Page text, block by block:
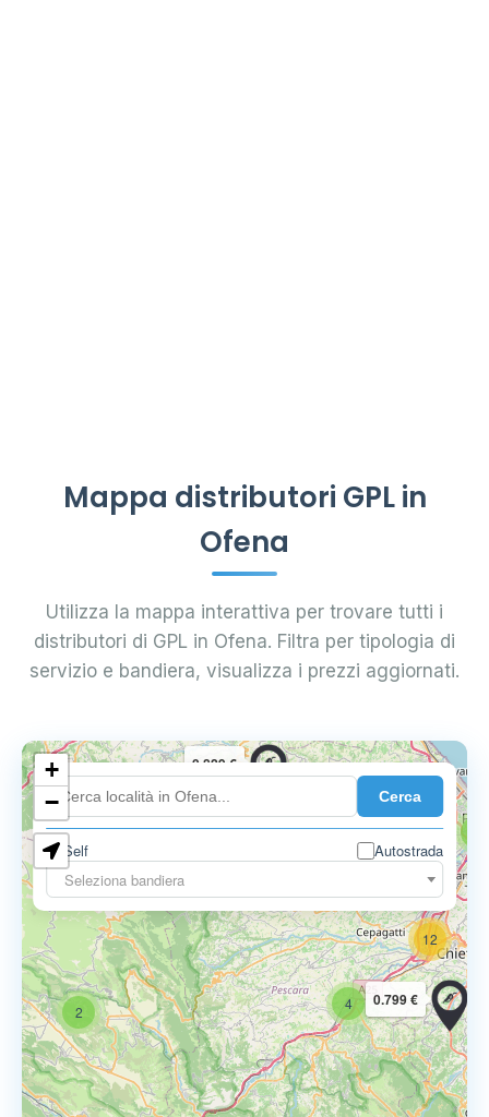
Mappa distributori GPL in
Ofena
Utilizza la mappa interattiva per trovare tutti i
distributori di GPL in Ofena. Filtra per tipologia di
servizio e bandiera, visualizza i prezzi aggiornati.
Cerca
Self
Autostrada
Seleziona bandiera
2 4
12
0.829 €
0.797 €
0.799 €
+
−